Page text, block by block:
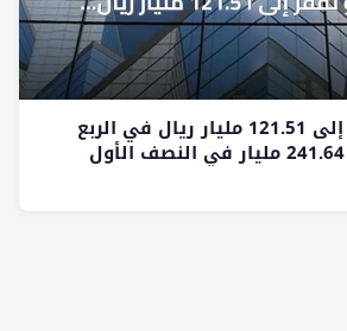
أرباح أرامكو تقفز إلى 121.51 مليار ريال في الربع